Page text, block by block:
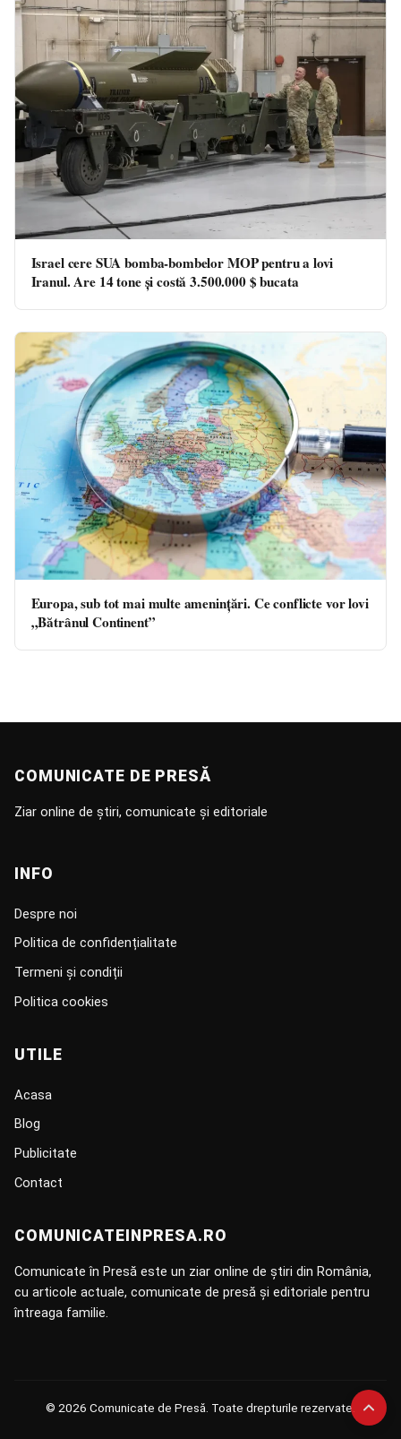
Israel cere SUA bomba-bombelor MOP pentru a lovi
Iranul. Are 14 tone și costă 3.500.000 $ bucata
Europa, sub tot mai multe amenințări. Ce conflicte vor lovi
„Bătrânul Continent”
COMUNICATE DE PRESĂ
Ziar online de știri, comunicate și editoriale
INFO
Despre noi
Politica de confidențialitate
Termeni și condiții
Politica cookies
UTILE
Acasa
Blog
Publicitate
Contact
COMUNICATEINPRESA.RO
Comunicate în Presă este un ziar online de știri din România,
cu articole actuale, comunicate de presă și editoriale pentru
întreaga familie.
© 2026 Comunicate de Presă. Toate drepturile rezervate.